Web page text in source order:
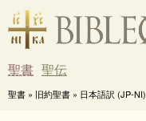
聖書 聖伝
聖書 » 旧約聖書 » 日本語訳 (JP-NI)